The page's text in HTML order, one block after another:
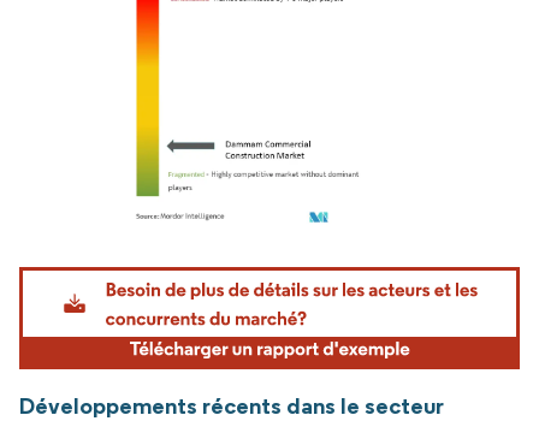
Image © Mordor Intelligence. La réutilisation nécessite une attribution sous CC BY
Développements récents dans le secteur